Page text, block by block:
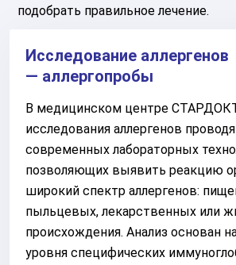
подобрать правильное лечение.
Исследование аллергенов
— аллергопробы
В медицинском центре
исследования аллергенов
современных лабораторных
позволяющих выявить реакцию
широкий спектр аллергенов:
пыльцевых, лекарственных или
происхождения. Анализ основан
уровня специфических